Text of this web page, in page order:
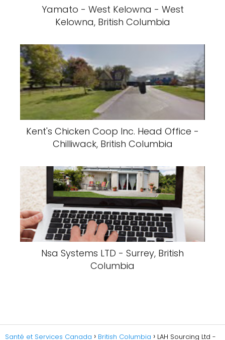
Yamato - West Kelowna - West
Kelowna, British Columbia
Kent's Chicken Coop Inc. Head Office -
Chilliwack, British Columbia
Nsa Systems LTD - Surrey, British
Columbia
Santé et Services Canada British Columbia LAH Sourcing Ltd -